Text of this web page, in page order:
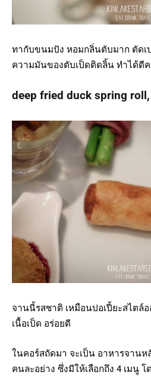
ทากับขนมปัง หอมกลิ่นตับมาก ตัดเ
ความมันของตับเป็ดติดลิ้น ทำได้ดี
deep fried duck spring
จานนี้รสชาติ เหมือนปอเปี้ยะสไตล์
เนื้อเป็ด อร่อยดี
ในคอร์สถัดมา จะเป็น อาหารจานห
คนละอย่าง ซึ่งมีให้เลือกถึง 4 เมนู